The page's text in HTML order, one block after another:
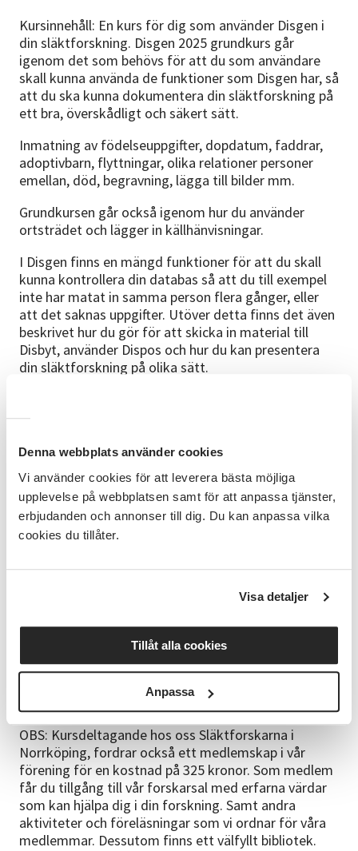
Denna webbplats använder cookies
Vi använder cookies för att leverera bästa möjliga
upplevelse på webbplatsen samt för att anpassa tjänster,
erbjudanden och annonser till dig. Du kan anpassa vilka
cookies du tillåter.
Visa detaljer
Tillåt alla cookies
Anpassa
Kursinnehåll: En kurs för dig som använder Disgen i
din släktforskning. Disgen 2025 grundkurs går
igenom det som behövs för att du som användare
skall kunna använda de funktioner som Disgen har, så
att du ska kunna dokumentera din släktforskning på
ett bra, överskådligt och säkert sätt.
Inmatning av födelseuppgifter, dopdatum, faddrar,
adoptivbarn, flyttningar, olika relationer personer
emellan, död, begravning, lägga till bilder mm.
Grundkursen går också igenom hur du använder
ortsträdet och lägger in källhänvisningar.
I Disgen finns en mängd funktioner för att du skall
kunna kontrollera din databas så att du till exempel
inte har matat in samma person flera gånger, eller
att det saknas uppgifter. Utöver detta finns det även
beskrivet hur du gör för att skicka in material till
Disbyt, använder Dispos och hur du kan presentera
din släktforskning på olika sätt.
släktforskar.
Kusen innehåller INTE skillnader mot tidigare
Disgen 2023 ska vara installerad på din dator före
kursstart. Programmet finns att köpa hos DIS
https://www.dis.se/disgen om du inte redan har
så önskas.
Kompendiet innehåller även en fördjupningsdel för
Förkunskaper: God datorvana och genomförd
grundkurs i släktforskning eller har motsvarande
kunskaper Krav: Disgen 2025 ska vara installerad på
din dator före kursstart.
OBS: Kursdeltagande hos oss Släktforskarna i
Norrköping, fordrar också ett medlemskap i vår
förening för en kostnad på 325 kronor. Som medlem
får du tillgång till vår forskarsal med erfarna värdar
som kan hjälpa dig i din forskning. Samt andra
aktiviteter och föreläsningar som vi ordnar för våra
medlemmar. Dessutom finns ett välfyllt bibliotek.